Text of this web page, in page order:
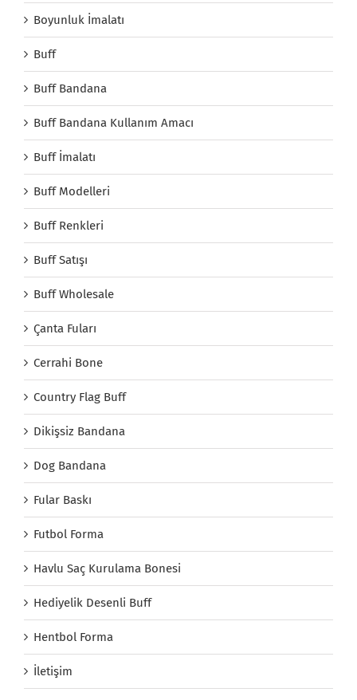
Boyunluk İmalatı
Buff
Buff Bandana
Buff Bandana Kullanım Amacı
Buff İmalatı
Buff Modelleri
Buff Renkleri
Buff Satışı
Buff Wholesale
Çanta Fuları
Cerrahi Bone
Country Flag Buff
Dikişsiz Bandana
Dog Bandana
Fular Baskı
Futbol Forma
Havlu Saç Kurulama Bonesi
Hediyelik Desenli Buff
Hentbol Forma
İletişim